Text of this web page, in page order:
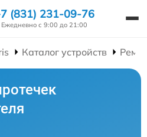
(831) 231-09-76
Ежедневно с 9:00 до 21:00
Каталог устройств